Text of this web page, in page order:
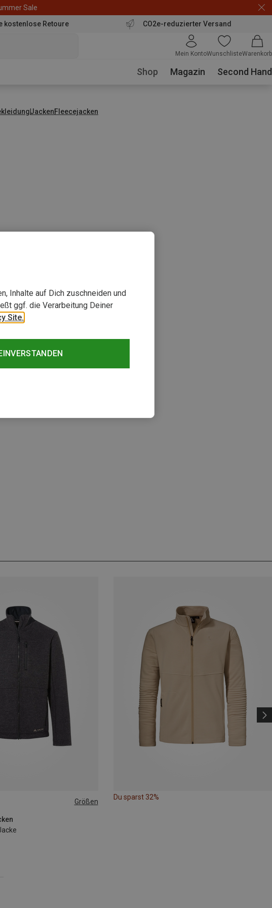
Sale
kostenlose Retoure CO2e-reduzierter Versand
Mein KontoWunschlisteWarenkorb
Shop Magazin Second Hand
JackenFleecejacken
Größen
Du sparst 32%
Inhalte auf Dich zuschneiden und
ggf. die Verarbeitung Deiner
Site.